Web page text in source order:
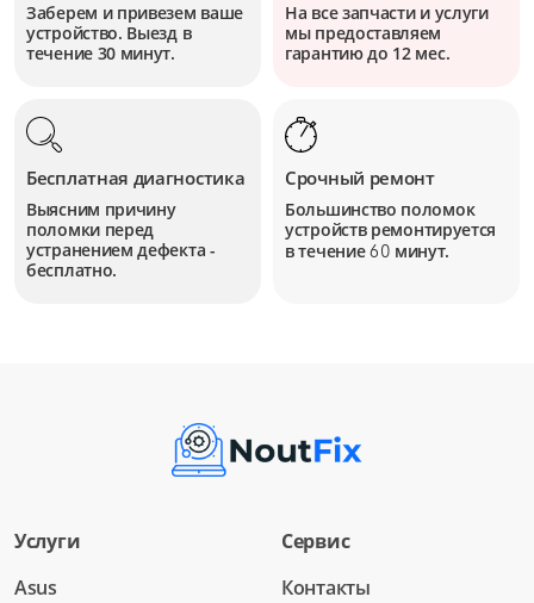
Заберем и привезем ваше
устройство. Выезд в
течение 30 минут.
На все запчасти и услуги
мы предоставляем
гарантию до 12 мес.
Бесплатная диагностика
Выясним причину
поломки перед
устранением дефекта -
бесплатно.
Срочный ремонт
Большинство поломок
устройств ремонтируется
в течение60 минут.
Услуги
Asus
Сервис
Контакты